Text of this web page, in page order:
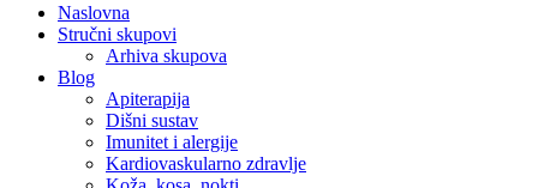
Naslovna
Stručni skupovi
Arhiva skupova
Blog
Apiterapija
Dišni sustav
Imunitet i alergije
Kardiovaskularno zdravlje